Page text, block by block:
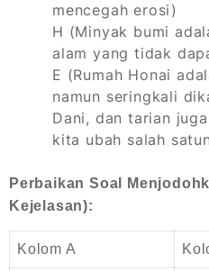
mencegah erosi)
H (Minyak bumi
alam yang tidak
E (Rumah Honai
namun seringkali
Dani, dan tarian
kita ubah salah
Perbaikan Soal
Kejelasan):
Kolom A